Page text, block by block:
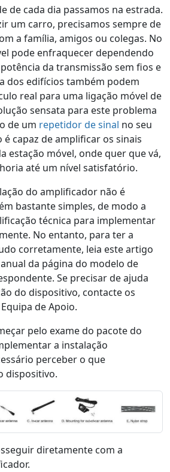
de cada dia passamos na estrada.
um carro, precisamos sempre de
a família, amigos ou colegas. No
pode enfraquecer dependendo
da transmissão sem fios e
dos edifícios também podem
real para uma ligação móvel de
sensata para este problema
de um repetidor de sinal no seu
é capaz de amplificar os sinais
estação móvel, onde quer que vá,
até um nível satisfatório.
do amplificador não é
bastante simples, de modo a
técnica para implementar
No entanto, para ter a
corretamente, leia este artigo
da página do modelo de
Se precisar de ajuda
do dispositivo, contacte os
de Apoio.
pelo exame do pacote do
a instalação
perceber o que
dispositivo.
diretamente com a